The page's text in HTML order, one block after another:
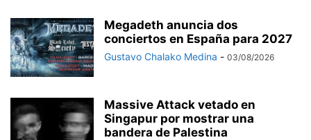
Megadeth anuncia dos
conciertos en España para 2027
Gustavo Chalako Medina - 03/08/2026
Massive Attack vetado en
Singapur por mostrar una
bandera de Palestina